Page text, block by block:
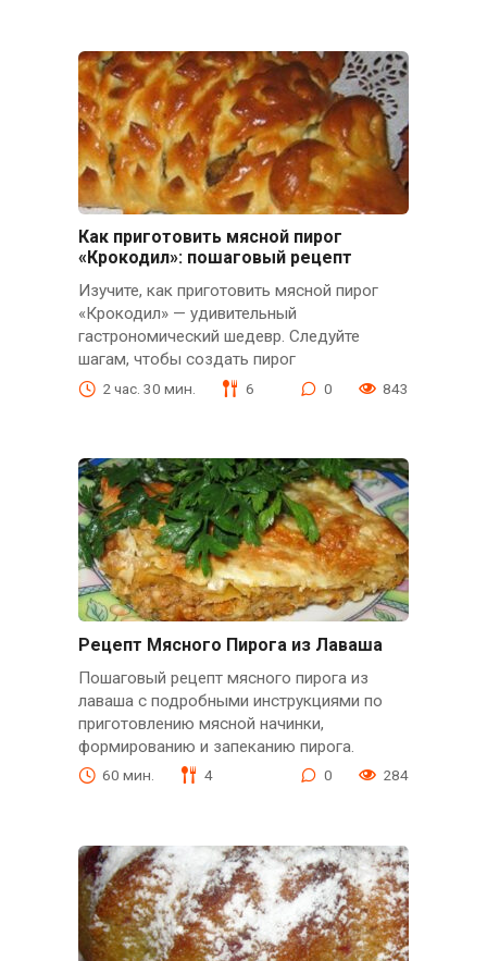
Как приготовить мясной пирог
«Крокодил»: пошаговый рецепт
Изучите, как приготовить мясной пирог
«Крокодил» — удивительный
гастрономический шедевр. Следуйте
шагам, чтобы создать пирог
2 час. 30 мин. 6 0 843
Рецепт Мясного Пирога из Лаваша
Пошаговый рецепт мясного пирога из
лаваша с подробными инструкциями по
приготовлению мясной начинки,
формированию и запеканию пирога.
60 мин. 4 0 284